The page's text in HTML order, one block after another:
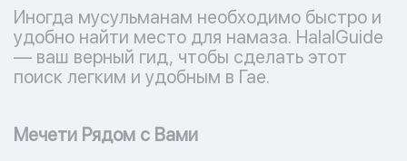
Иногда мусульманам необходимо быстро и
удобно найти место для намаза. HalalGuide
— ваш верный гид, чтобы сделать этот
поиск легким и удобным в Гае.
Мечети Рядом с Вами